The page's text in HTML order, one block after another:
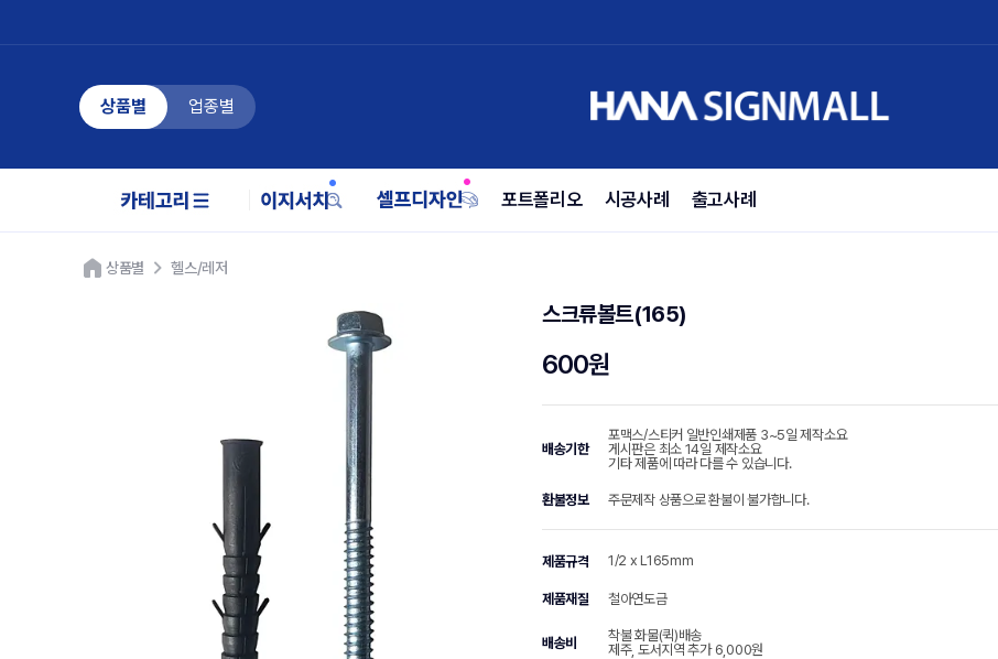
상품별 업종별
포트폴리오 시공사례 출고사례
상품별 헬스/레저
스크류볼트(165)
600원
배송기한
포맥스/스티커 일반인쇄제품 3~5일 제작소요
게시판은 최소 14일 제작소요
기타 제품에 따라 다를 수 있습니다.
환불정보 주문제작 상품으로 환불이 불가합니다.
제품규격 1/2 x L165mm
제품재질 철아연도금
배송비
착불 화물(퀵)배송
제주, 도서지역 추가 6,000원